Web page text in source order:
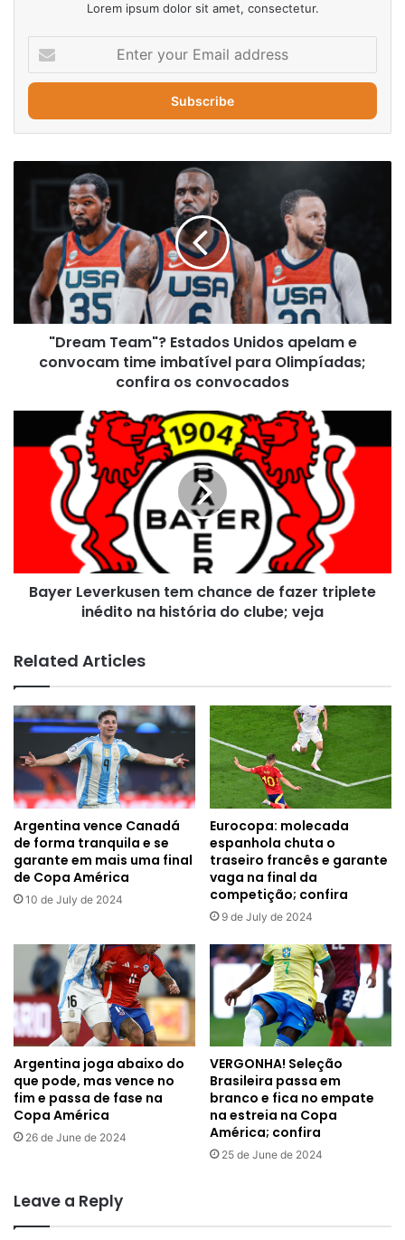
Lorem ipsum dolor sit amet, consectetur.
your
Email
Team"?
Unidos
apelam
convocam
time
imbatível
Olimpíadas;
convocados
"Dream Team"? Estados Unidos apelam e
convocam time imbatível para Olimpíadas;
confira os convocados
Leverkusen
na
história
Bayer Leverkusen tem chance de fazer triplete
inédito na história do clube; veja
Related Articles
Argentina vence Canadá
de forma tranquila e se
garante em mais uma final
de Copa América
10 de July de 2024
Eurocopa: molecada
espanhola chuta o
traseiro francês e garante
vaga na final da
competição; confira
9 de July de 2024
Argentina joga abaixo do
que pode, mas vence no
fim e passa de fase na
Copa América
26 de June de 2024
VERGONHA! Seleção
Brasileira passa em
branco e fica no empate
na estreia na Copa
América; confira
25 de June de 2024
Leave a Reply